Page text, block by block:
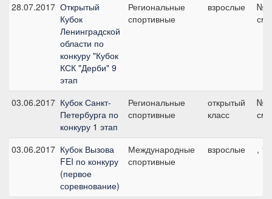
28.07.2017 Открытый
Кубок
Ленинградской
области по
конкуру "Кубок
КСК "Дерби" 9
этап
Региональные
спортивные
взрослые
см
03.06.2017 Кубок Санкт-
Петербурга по
конкуру 1 этап
Региональные
спортивные
открытый
класс
см
03.06.2017 Кубок Вызова
FEI по конкуру
(первое
соревнование)
Международные
спортивные
взрослые ,